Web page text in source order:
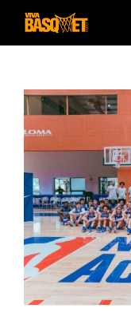
Saltar